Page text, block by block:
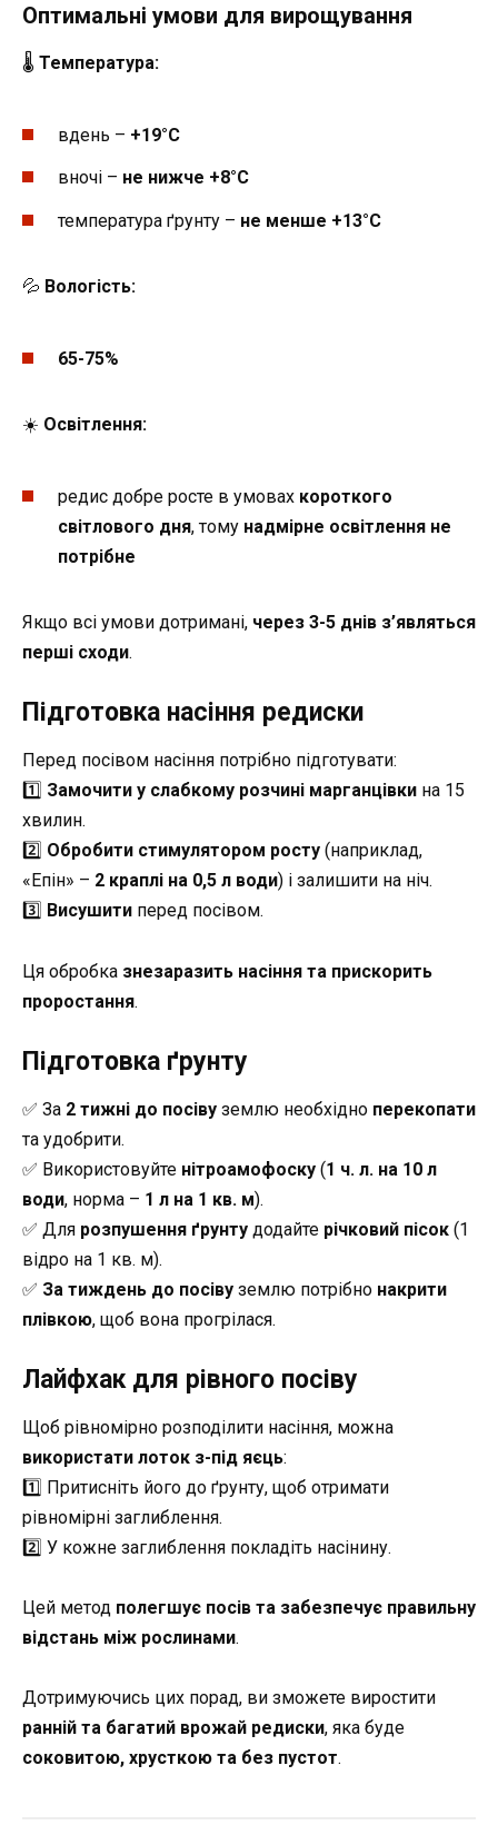
Оптимальні умови для вирощування
🌡 Температура:
вдень – +19°C
вночі – не нижче +8°C
температура ґрунту – не менше +13°C
💦 Вологість:
65-75%
☀️ Освітлення:
редис добре росте в умовах короткого
світлового дня, тому надмірне освітлення не
потрібне
Якщо всі умови дотримані, через 3-5 днів з’являться
перші сходи.
Підготовка насіння редиски
Перед посівом насіння потрібно підготувати:
1️⃣ Замочити у слабкому розчині марганцівки на 15
хвилин.
2️⃣ Обробити стимулятором росту (наприклад,
«Епін» – 2 краплі на 0,5 л води) і залишити на ніч.
3️⃣ Висушити перед посівом.
Ця обробка знезаразить насіння та прискорить
проростання.
Підготовка ґрунту
✅ За 2 тижні до посіву землю необхідно перекопати
та удобрити.
✅ Використовуйте нітроамофоску (1 ч. л. на 10 л
води, норма – 1 л на 1 кв. м).
✅ Для розпушення ґрунту додайте річковий пісок (1
відро на 1 кв. м).
✅ За тиждень до посіву землю потрібно накрити
плівкою, щоб вона прогрілася.
Лайфхак для рівного посіву
Щоб рівномірно розподілити насіння, можна
використати лоток з-під яєць:
1️⃣ Притисніть його до ґрунту, щоб отримати
рівномірні заглиблення.
2️⃣ У кожне заглиблення покладіть насінину.
Цей метод полегшує посів та забезпечує правильну
відстань між рослинами.
Дотримуючись цих порад, ви зможете виростити
ранній та багатий врожай редиски, яка буде
соковитою, хрусткою та без пустот.